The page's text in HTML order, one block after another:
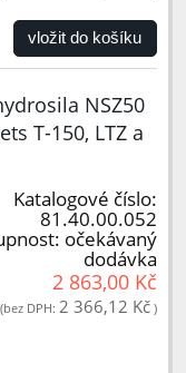
vložit do košíku
NSZ50
T-150, LTZ a
Katalogové číslo:
81.40.00.052
očekávaný
dodávka
2 863,00 Kč
(bez DPH: 2 366,12 Kč )